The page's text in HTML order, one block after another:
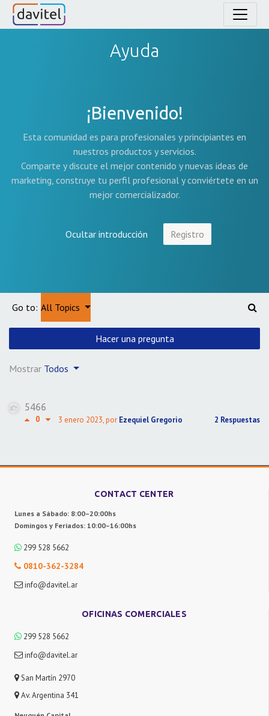
Ayuda
¡Bienvenido!
Esta comunidad es para profesionales y principiantes en
nuestros productos y servicios.
Comparte y discute el mejor contenido y nuevas ideas de
marketing, construye tu perfil profesional y conviértete en un
mejor comercializador.
Ocultar introducción Registro
Go to: All Topics
Hacer una pregunta
Mostrar Todos
5466
0 3 enero 2023, por Ezequiel Gregorio 2 Respuestas
CONTACT CENTER
Lunes a Sábado: 8:00–20:00hs
Domingos y Feriados: 10:00–16:00hs
299 528 5662
0810-362-3284
info@davitel.ar
OFICINAS COMERCIALES
299 528 5662
info@davitel.ar
San Martín 2970
Av. Argentina 341